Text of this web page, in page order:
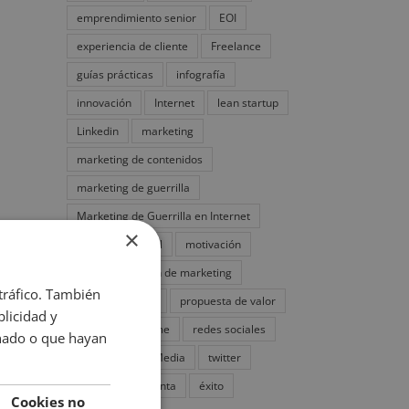
emprendimiento senior
EOI
experiencia de cliente
Freelance
guías prácticas
infografía
innovación
Internet
lean startup
Linkedin
marketing
marketing de contenidos
marketing de guerrilla
Marketing de Guerrilla en Internet
marketing digital
motivación
Plan de marketing
plan de negocio
propuesta de valor
pyme
redes sociales
Social Media
twitter
vendedor
venta éxito
×
También
y
o que hayan
Cookies no